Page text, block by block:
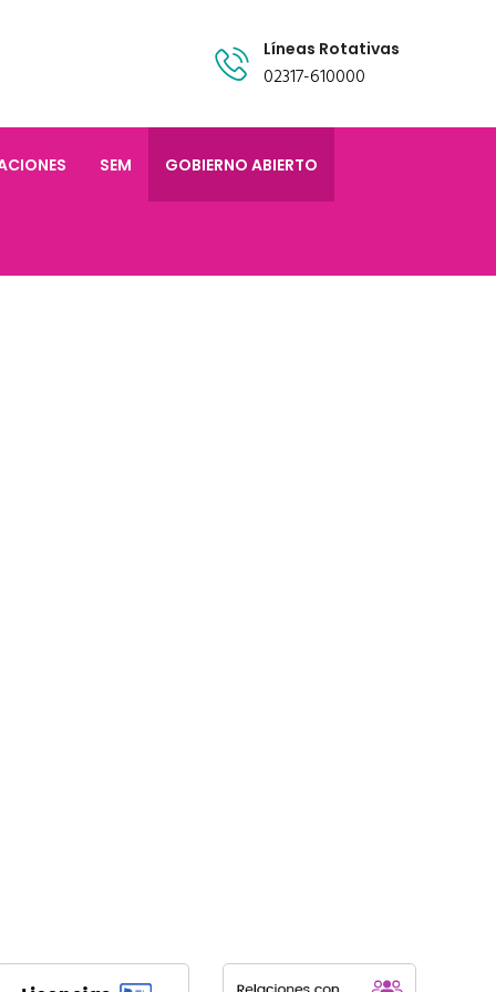
Líneas Rotativas
02317-610000
SEM GOBIERNO ABIERTO